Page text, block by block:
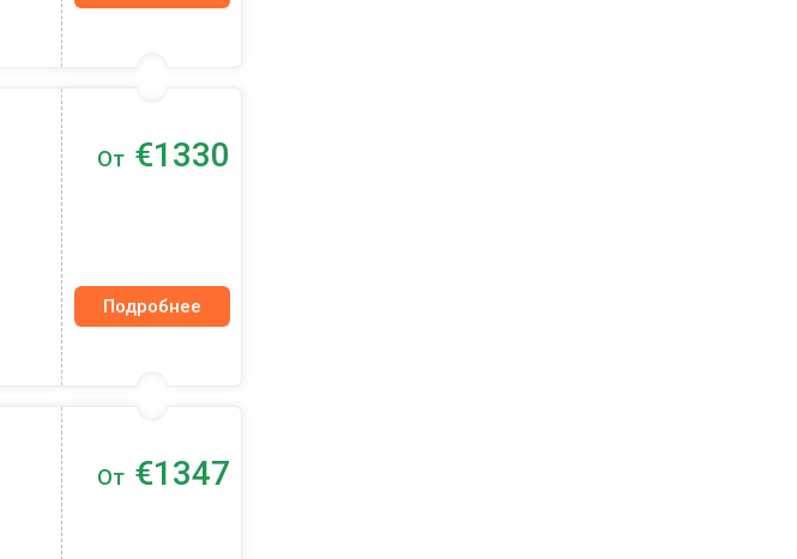
От €1330
Подробнее
От €1347